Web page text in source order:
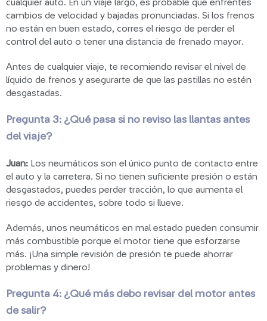
cualquier auto. En un viaje largo, es probable que enfrentes
cambios de velocidad y bajadas pronunciadas. Si los frenos
no están en buen estado, corres el riesgo de perder el
control del auto o tener una distancia de frenado mayor.
Antes de cualquier viaje, te recomiendo revisar el nivel de
líquido de frenos y asegurarte de que las pastillas no estén
desgastadas.
Pregunta 3: ¿Qué pasa si no reviso las llantas antes
del viaje?
Juan: Los neumáticos son el único punto de contacto entre
el auto y la carretera. Si no tienen suficiente presión o están
desgastados, puedes perder tracción, lo que aumenta el
riesgo de accidentes, sobre todo si llueve.
Además, unos neumáticos en mal estado pueden consumir
más combustible porque el motor tiene que esforzarse
más. ¡Una simple revisión de presión te puede ahorrar
problemas y dinero!
Pregunta 4: ¿Qué más debo revisar del motor antes
de salir?